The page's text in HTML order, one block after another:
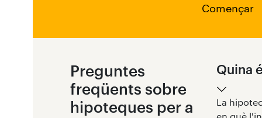
Començar
Preguntes
freqüents sobre
hipoteques per a
Quina
La